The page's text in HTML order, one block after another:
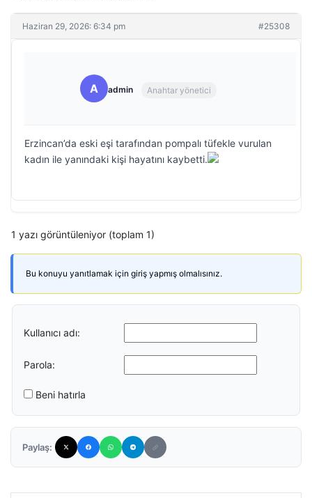
Haziran 29, 2026: 6:34 pm #25308
A admin Anahtar yönetici
Erzincan’da eski eşi tarafından pompalı tüfekle vurulan
kadın ile yanındaki kişi hayatını kaybetti.
1 yazı görüntüleniyor (toplam 1)
Bu konuyu yanıtlamak için giriş yapmış olmalısınız.
Kullanıcı adı:
Parola:
Beni hatırla
Paylaş: